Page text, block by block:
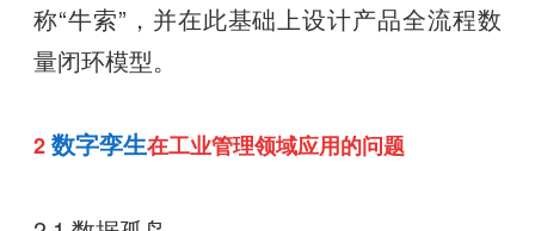
称“牛索”，并在此基础上设计产品全流程数
量闭环模型。
2数字孪生在工业管理领域应用的问题